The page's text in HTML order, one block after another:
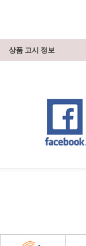
상품 고시 정보